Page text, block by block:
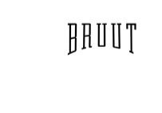
VIEW OPENING HOURS